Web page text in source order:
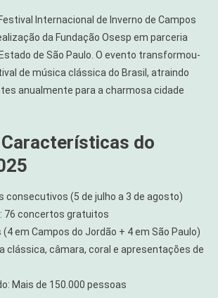
Internacional de Inverno de Campos
da Fundação Osesp em parceria
de São Paulo. O evento transformou-
de música clássica do Brasil, atraindo
anualmente para a charmosa cidade
do
consecutivos (5 de julho a 3 de agosto)
76 concertos gratuitos
(4 em Campos do Jordão + 4 em São Paulo)
clássica, câmara, coral e apresentações de
Mais de 150.000 pessoas